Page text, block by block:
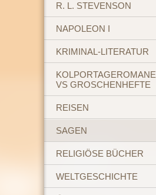
R. L. STEVENSON
NAPOLEON I
KRIMINAL-LITERATUR
KOLPORTAGEROMANE
VS GROSCHENHEFTE
REISEN
SAGEN
RELIGIÖSE BÜCHER
WELTGESCHICHTE